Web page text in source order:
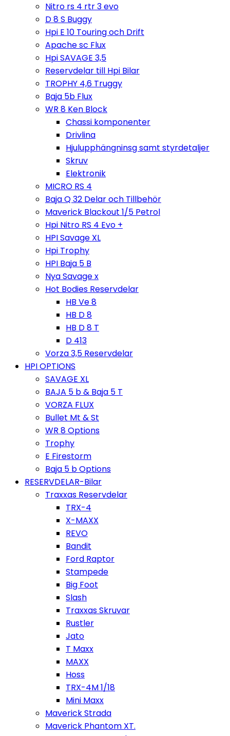
Nitro rs 4 rtr 3 evo
D 8 S Buggy
Hpi E 10 Touring och Drift
Apache sc Flux
Hpi SAVAGE 3,5
Reservdelar till Hpi Bilar
TROPHY 4,6 Truggy
Baja 5b Flux
WR 8 Ken Block
Chassi komponenter
Drivlina
Hjulupphängninsg samt styrdetaljer
Skruv
Elektronik
MICRO RS 4
Baja Q 32 Delar och Tillbehör
Maverick Blackout 1/5 Petrol
Hpi Nitro RS 4 Evo +
HPI Savage XL
Hpi Trophy
HPI Baja 5 B
Nya Savage x
Hot Bodies Reservdelar
HB Ve 8
HB D 8
HB D 8 T
D 413
Vorza 3,5 Reservdelar
HPI OPTIONS
SAVAGE XL
BAJA 5 b & Baja 5 T
VORZA FLUX
Bullet Mt & St
WR 8 Options
Trophy
E Firestorm
Baja 5 b Options
RESERVDELAR-Bilar
Traxxas Reservdelar
TRX-4
X-MAXX
REVO
Bandit
Ford Raptor
Stampede
Big Foot
Slash
Traxxas Skruvar
Rustler
Jato
T Maxx
MAXX
Hoss
TRX-4M 1/18
Mini Maxx
Maverick Strada
Maverick Phantom XT.